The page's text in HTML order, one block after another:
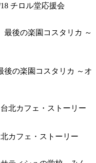
チロル堂応援会
後の楽園コスタリカ ～オ
カフェ・ストーリー